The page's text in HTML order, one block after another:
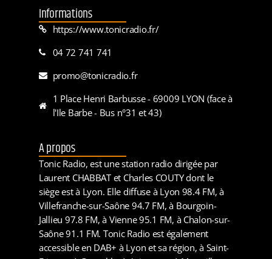
Informations
https://www.tonicradio.fr/
04 72 741 741
promo@tonicradio.fr
1 Place Henri Barbusse - 69009 LYON (face à
l'Ile Barbe - Bus n°31 et 43)
A propos
Tonic Radio, est une station radio dirigée par
Laurent CHABBAT et Charles COUTY dont le
siège est à Lyon. Elle diffuse à Lyon 98.4 FM, à
Villefranche-sur-Saône 94.7 FM, à Bourgoin-
Jallieu 97.8 FM, à Vienne 95.1 FM, à Chalon-sur-
Saône 91.1 FM. Tonic Radio est également
accessible en DAB+ à Lyon et sa région, à Saint-